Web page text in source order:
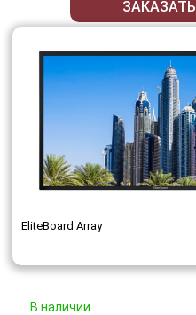
ЗАКАЗАТЬ
EliteBoard Array
В наличии